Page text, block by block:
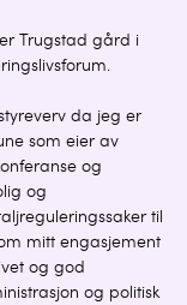
Trugstad gård i
da jeg er
som eier av
og
og
til
mitt engasjement
og god
og politisk